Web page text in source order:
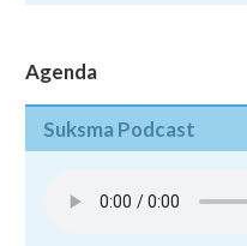
Agenda
Suksma Podcast